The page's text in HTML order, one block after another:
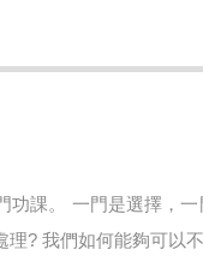
功課。 一門是選擇，
? 我們如何能夠可以